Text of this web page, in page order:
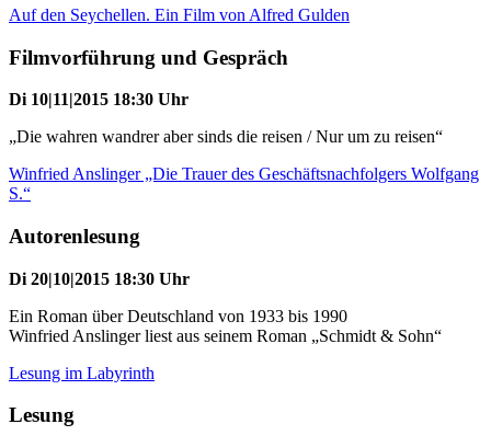
Auf den Seychellen. Ein Film von Alfred Gulden
Filmvorführung und Gespräch
Di 10|11|2015 18:30 Uhr
„Die wahren wandrer aber sinds die reisen / Nur um zu reisen“
Winfried Anslinger „Die Trauer des Geschäftsnachfolgers Wolfgang
S.“
Autorenlesung
Di 20|10|2015 18:30 Uhr
Ein Roman über Deutschland von 1933 bis 1990
Winfried Anslinger liest aus seinem Roman „Schmidt & Sohn“
Lesung im Labyrinth
Lesung